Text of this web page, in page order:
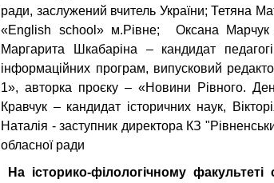
ради, заслужений вчитель України; Тетяна
«English school» м.Рівне; Оксана Марчук
Маргарита Шкабаріна – кандидат
інформаційних програм, випусковий
1», авторка проєку – «Новини Рівного.
Кравчук – кандидат історичних наук,
Наталія - заступник директора КЗ
обласної ради
На історико-філологічному